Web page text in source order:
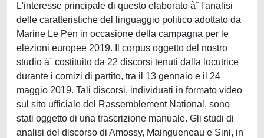
L'interesse principale di questo elaborato à¨ l'analisi
delle caratteristiche del linguaggio politico adottato da
Marine Le Pen in occasione della campagna per le
elezioni europee 2019. Il corpus oggetto del nostro
studio à¨ costituito da 22 discorsi tenuti dalla locutrice
durante i comizi di partito, tra il 13 gennaio e il 24
maggio 2019. Tali discorsi, individuati in formato video
sul sito ufficiale del Rassemblement National, sono
stati oggetto di una trascrizione manuale. Gli studi di
analisi del discorso di Amossy, Maingueneau e Sini, in